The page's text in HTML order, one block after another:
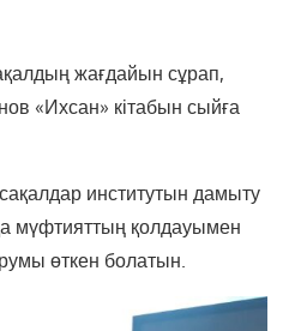
жағдайын сұрап,
«Ихсан» кітабын сыйға
институтын дамыту
мүфтияттың қолдауымен
өткен болатын.